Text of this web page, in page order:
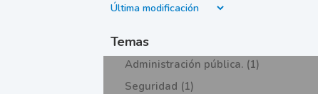
Temas
Administración pública. (1)
Seguridad (1)